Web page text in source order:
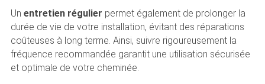
Un entretien régulier permet également de prolonger la
durée de vie de votre installation, évitant des réparations
coûteuses à long terme. Ainsi, suivre rigoureusement la
fréquence recommandée garantit une utilisation sécurisée
et optimale de votre cheminée.